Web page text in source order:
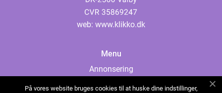
web: www.klikko.dk
Menu
Annonsering
På vores website bruges cookies til at huske dine indstillinger,